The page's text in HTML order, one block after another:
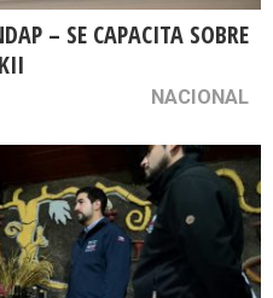
– SE CAPACITA SOBRE
NACIONAL